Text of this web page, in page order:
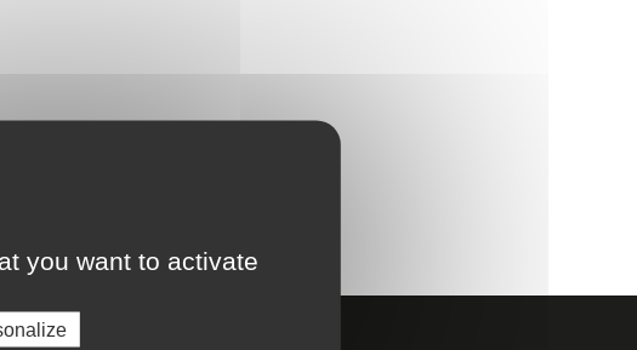
you want to activate